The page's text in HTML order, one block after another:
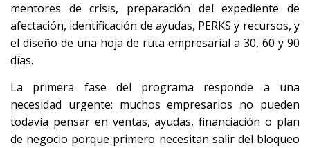
mentores de crisis, preparación del expediente de
afectación, identificación de ayudas, PERKS y recursos, y
el diseño de una hoja de ruta empresarial a 30, 60 y 90
días.
La primera fase del programa responde a una
necesidad urgente: muchos empresarios no pueden
todavía pensar en ventas, ayudas, financiación o plan
de negocio porque primero necesitan salir del bloqueo